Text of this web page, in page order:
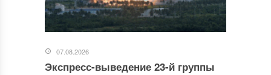
07.08.2026
Экспресс-выведение 23-й группы